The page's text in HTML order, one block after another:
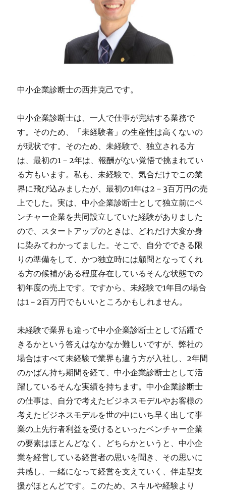
中小企業診断士の西井克己です。
中小企業診断士は、一人で仕事が完結する業務で
す。そのため、「未経験者」の生産性は高くないの
が現状です。そのため、未経験で、独立される方
は、最初の1－2年は、報酬がない覚悟で挑まれてい
る方もいます。私も、未経験で、気合だけでこの業
界に飛び込みましたが、最初の1年は2－3百万円の売
上でした。実は、中小企業診断士として独立前にベ
ンチャー企業を共同設立していた経験がありました
ので、スタートアップのときは、どれだけ大変か身
に染みてわかってました。そこで、自分でできる限
りの準備をして、かつ独立時には顧問となってくれ
る方の候補がある程度存在しているそんな状態での
初年度の売上です。ですから、未経験で1年目の場合
は1－2百万円でもいいところかもしれません。
未経験で業界も違って中小企業診断士として活躍で
きるかという答えはなかなか難しいですが、弊社の
場合はすべて未経験で業界も違う方が入社し、2年間
のかばん持ち期間を経て、中小企業診断士として活
躍しているそんな実績を持ちます。中小企業診断士
の仕事は、自分で考えたビジネスモデルやお客様の
考えたビジネスモデルを世の中にいち早く出して事
業の上先行者利益を受けるといったベンチャー企業
の要素はほとんどなく、どちらかというと、中小企
業を経営している経営者の思いを聞き、その思いに
共感し、一緒になって経営を支えていく、伴走型支
援がほとんどです。このため、スキルや経験より